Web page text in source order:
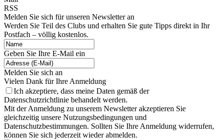
RSS
Melden Sie sich für unseren Newsletter an
Werden Sie Teil des Clubs und erhalten Sie gute Tipps direkt in Ihr
Postfach – völlig kostenlos.
Geben Sie Ihre E-Mail ein
Melden Sie sich an
Vielen Dank für Ihre Anmeldung
Ich akzeptiere, dass meine Daten gemäß der
Datenschutzrichtlinie behandelt werden.
Mit der Anmeldung zu unserem Newsletter akzeptieren Sie
gleichzeitig unsere Nutzungsbedingungen und
Datenschutzbestimmungen. Sollten Sie Ihre Anmeldung widerrufen,
können Sie sich jederzeit wieder abmelden.